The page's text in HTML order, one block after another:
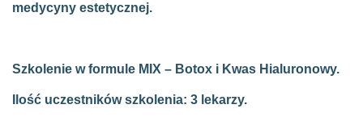
medycyny estetycznej.
Szkolenie w formule MIX – Botox i Kwas Hialuronowy.
Ilość uczestników szkolenia: 3 lekarzy.